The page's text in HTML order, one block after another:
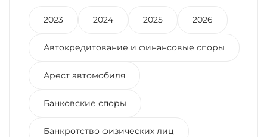
2023 2024 2025 2026
Автокредитование и финансовые споры
Арест автомобиля
Банковские споры
Банкротство физических лиц